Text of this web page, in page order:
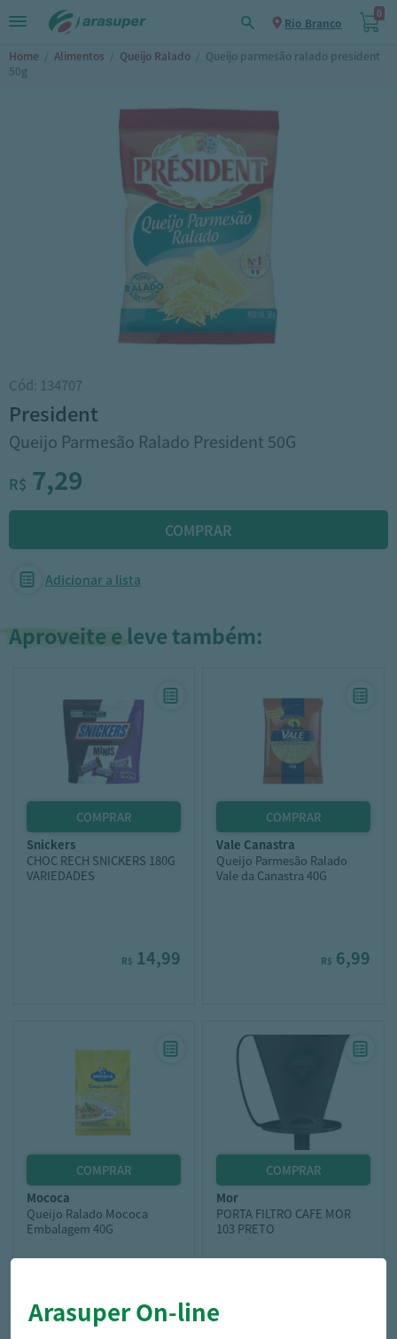
Rio Branco
0
Home / Alimentos / Queijo Ralado / Queijo parmesão ralado president
50g
Cód: 134707
president
Queijo Parmesão Ralado President 50G
R$ 7,29
Adicionar a lista
Aproveite e leve também:
snickers
CHOC RECH SNICKERS 180G
VARIEDADES
R$ 14,99
vale canastra
Queijo Parmesão Ralado
Vale da Canastra 40G
R$ 6,99
mococa
Queijo Ralado Mococa
Embalagem 40G
R$ 4,59
mor
PORTA FILTRO CAFE MOR
103 PRETO
Arasuper On-line